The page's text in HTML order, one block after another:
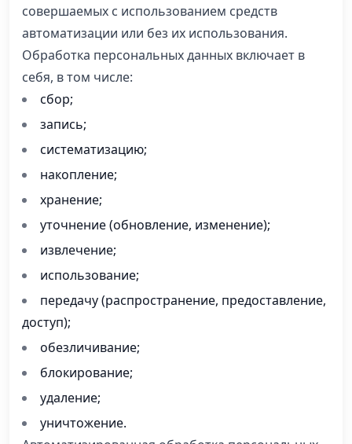
совершаемых с использованием средств
автоматизации или без их использования.
Обработка персональных данных включает в
себя, в том числе:
сбор;
запись;
систематизацию;
накопление;
хранение;
уточнение (обновление, изменение);
извлечение;
использование;
передачу (распространение, предоставление,
доступ);
обезличивание;
блокирование;
удаление;
уничтожение.